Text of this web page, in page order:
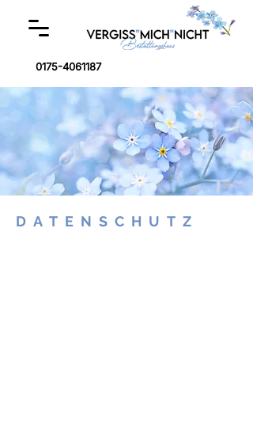
0175-4061187
DATENSCHUTZ